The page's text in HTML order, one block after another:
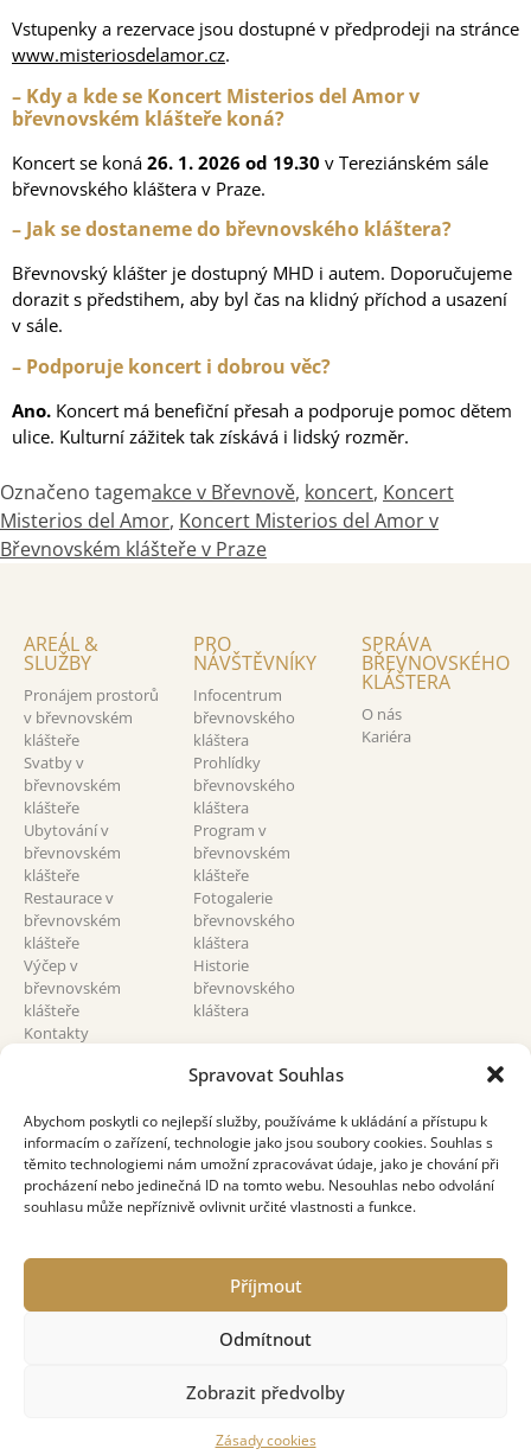
Spravovat Souhlas
Abychom poskytli co nejlepší služby, používáme k ukládání a přístupu k
informacím o zařízení, technologie jako jsou soubory cookies. Souhlas s
těmito technologiemi nám umožní zpracovávat údaje, jako je chování při
procházení nebo jedinečná ID na tomto webu. Nesouhlas nebo odvolání
souhlasu může nepříznivě ovlivnit určité vlastnosti a funkce.
Příjmout
Odmítnout
Zobrazit předvolby
Zásady cookies
Vstupenky a rezervace jsou dostupné v předprodeji na stránce
www.misteriosdelamor.cz.
– Kdy a kde se Koncert Misterios del Amor v
břevnovském klášteře koná?
Koncert se koná 26. 1. 2026 od 19.30 v Tereziánském sále
břevnovského kláštera v Praze.
– Jak se dostaneme do břevnovského kláštera?
Břevnovský klášter je dostupný MHD i autem. Doporučujeme
dorazit s předstihem, aby byl čas na klidný příchod a usazení
v sále.
– Podporuje koncert i dobrou věc?
Ano. Koncert má benefiční přesah a podporuje pomoc dětem
ulice. Kulturní zážitek tak získává i lidský rozměr.
Označeno tagemakce v Břevnově, koncert, Koncert
Misterios del Amor, Koncert Misterios del Amor v
Břevnovském klášteře v Praze
AREÁL &
SLUŽBY
Pronájem prostorů
v břevnovském
klášteře
Svatby v
břevnovském
klášteře
Ubytování v
břevnovském
klášteře
Restaurace v
břevnovském
klášteře
Výčep v
břevnovském
klášteře
Kontakty
PRO
NÁVŠTĚVNÍKY
Infocentrum
břevnovského
kláštera
Prohlídky
břevnovského
kláštera
Program v
břevnovském
klášteře
Fotogalerie
břevnovského
kláštera
Historie
břevnovského
kláštera
SPRÁVA
BŘEVNOVSKÉHO
KLÁŠTERA
O nás
Kariéra
© Správa Břevnovského kláštera s.r.o. & Benediktinské arciopatství